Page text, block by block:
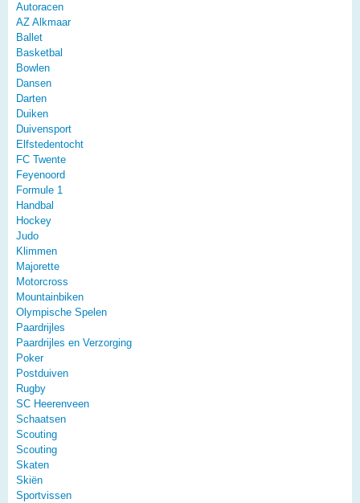
Autoracen
AZ Alkmaar
Ballet
Basketbal
Bowlen
Dansen
Darten
Duiken
Duivensport
Elfstedentocht
FC Twente
Feyenoord
Formule 1
Handbal
Hockey
Judo
Klimmen
Majorette
Motorcross
Mountainbiken
Olympische Spelen
Paardrijles
Paardrijles en Verzorging
Poker
Postduiven
Rugby
SC Heerenveen
Schaatsen
Scouting
Scouting
Skaten
Skiën
Sportvissen